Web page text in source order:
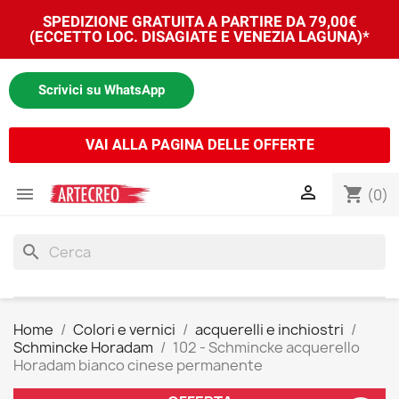
SPEDIZIONE GRATUITA A PARTIRE DA 79,00€
(ECCETTO LOC. DISAGIATE E VENEZIA LAGUNA)*
Scrivici su WhatsApp
VAI ALLA PAGINA DELLE OFFERTE
 shopping_cart (0)

search
Home Colori e vernici
acquerelli e inchiostri
Schmincke Horadam
102 - Schmincke acquerello
Horadam bianco cinese permanente